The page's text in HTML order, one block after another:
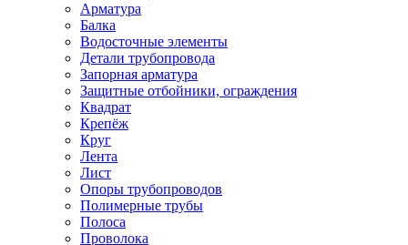
Арматура
Балка
Водосточные элементы
Детали трубопровода
Запорная арматура
Защитные отбойники, ограждения
Квадрат
Крепёж
Круг
Лента
Лист
Опоры трубопроводов
Полимерные трубы
Полоса
Проволока